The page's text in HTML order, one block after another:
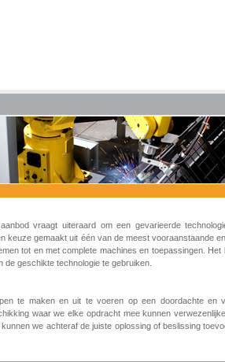
vraagt uiteraard om een gevarieerde
keuze gemaakt uit één van de meest vooraanstaande
tot en met complete machines en toepassingen. Het
de geschikte technologie te gebruiken.
te maken en uit te voeren op een doordachte en
waar we elke opdracht mee kunnen
we achteraf de juiste oplossing of beslissing